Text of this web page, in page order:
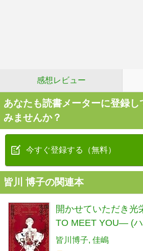
感想レビュー
あなたも読書メーターに登録し
みませんか？
今すぐ登録する（無料）
皆川 博子の関連本
開かせていただき
TO MEET YOU― (
ワールド)
皆川博子 佳嶋